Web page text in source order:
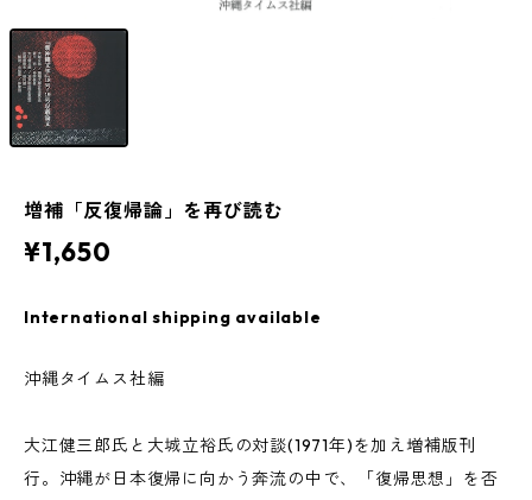
増補「反復帰論」を再び読む
¥1,650
International shipping available
沖縄タイムス社編
大江健三郎氏と大城立裕氏の対談(1971年)を加え増補版刊
行。沖縄が日本復帰に向かう奔流の中で、「復帰思想」を否